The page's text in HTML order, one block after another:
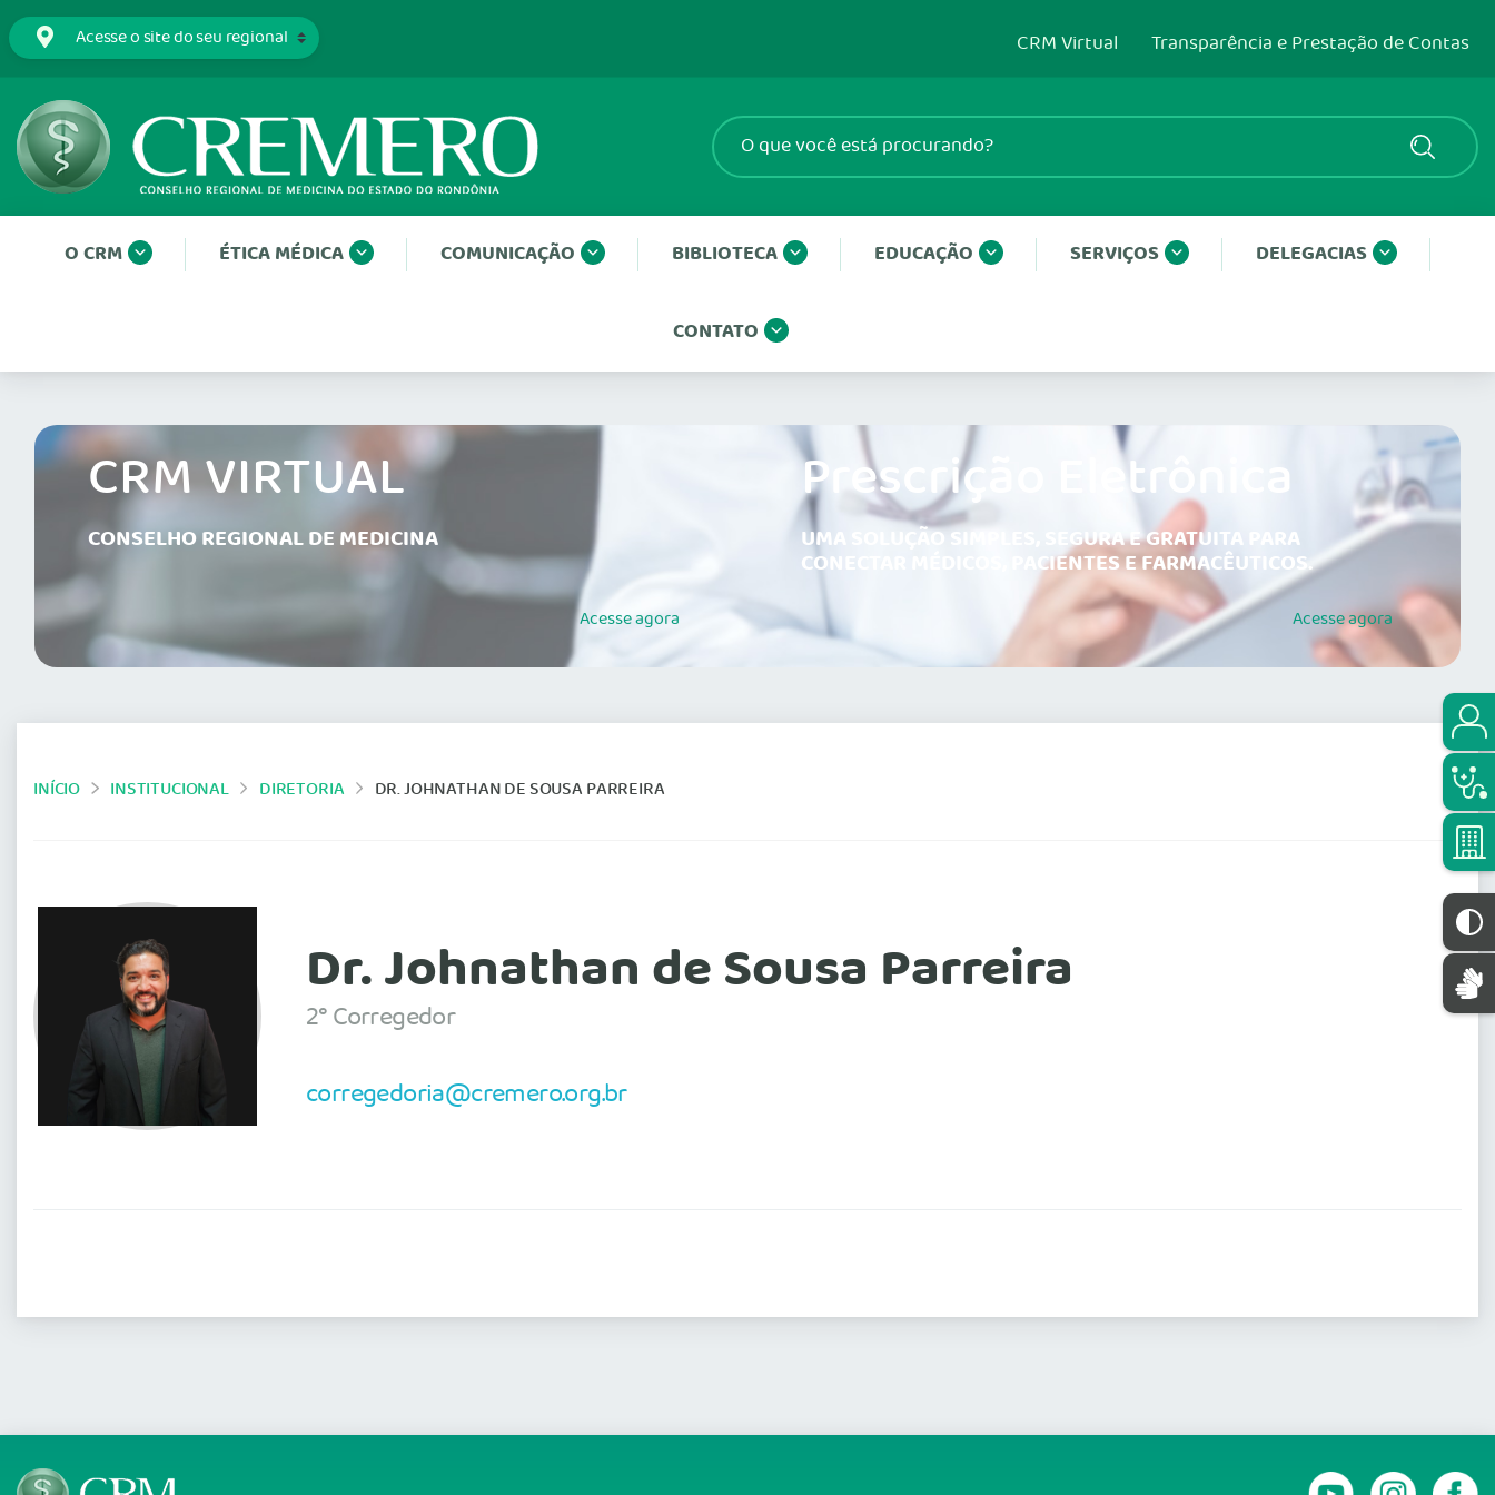
CRM Virtual Transparência e Prestação de Contas
O CRM ÉTICA MÉDICA COMUNICAÇÃO BIBLIOTECA EDUCAÇÃO SERVIÇOS DELEGACIAS
CONTATO
CRM VIRTUAL
CONSELHO REGIONAL DE MEDICINA
Acesseagora
Prescrição Eletrônica
UMA SOLUÇÃO SIMPLES, SEGURA E GRATUITA PARA
CONECTAR MÉDICOS, PACIENTES E FARMACÊUTICOS.
Acesseagora
INÍCIO INSTITUCIONAL DIRETORIA DR. JOHNATHAN DE SOUSA PARREIRA
Dr. Johnathan de Sousa Parreira
2° Corregedor
corregedoria@cremero.org.br